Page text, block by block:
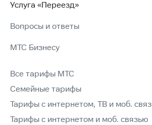
Услуга «Переезд»
Вопросы и ответы
МТС Бизнесу
Все тарифы МТС
Семейные тарифы
Тарифы с интернетом, ТВ и моб.
Тарифы с интернетом и моб. связью